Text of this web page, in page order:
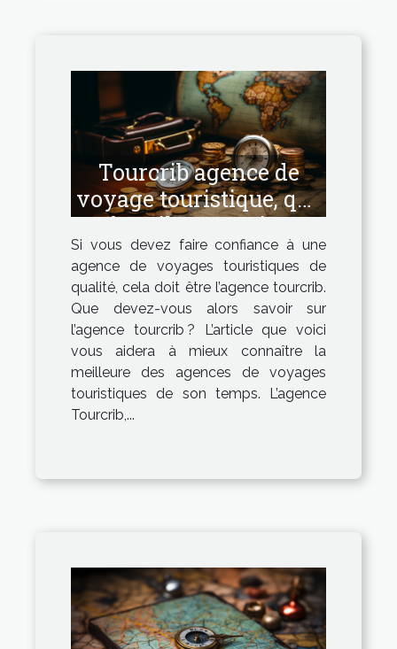
Tourcrib agence de
voyage touristique, que
faut-il en savoir ?
Si vous devez faire confiance à une
agence de voyages touristiques de
qualité, cela doit être l’agence tourcrib.
Que devez-vous alors savoir sur
l’agence tourcrib ? L’article que voici
vous aidera à mieux connaître la
meilleure des agences de voyages
touristiques de son temps. L’agence
Tourcrib,...